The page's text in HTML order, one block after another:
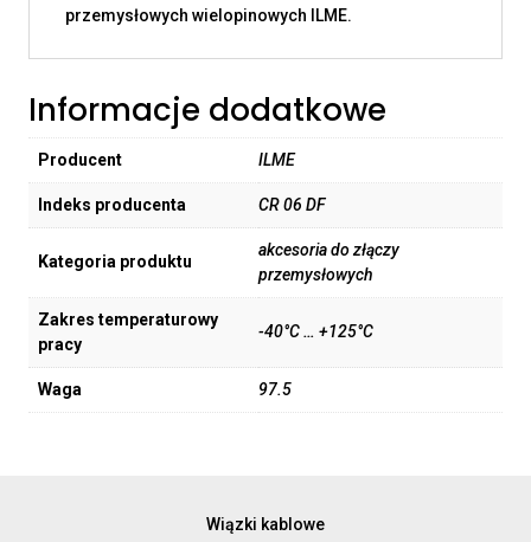
przemysłowych wielopinowych ILME.
Informacje dodatkowe
Producent ILME
Indeks producenta CR 06 DF
Kategoria produktu
akcesoria do złączy
przemysłowych
Zakres temperaturowy
pracy
-40°C … +125°C
Waga 97.5
Wiązki kablowe